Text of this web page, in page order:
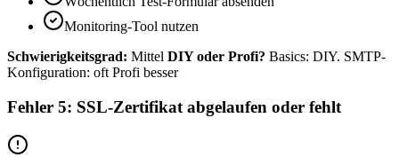
Monitoring-Tool nutzen
Schwierigkeitsgrad: Mittel DIY oder Profi? Basics: DIY. SMTP-
Konfiguration: oft Profi besser
Fehler 5: SSL-Zertifikat abgelaufen oder fehlt